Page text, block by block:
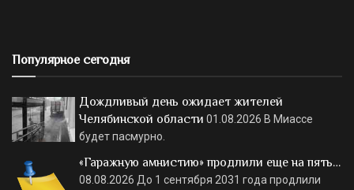
Популярное сегодня
Дождливый день ожидает жителей
Челябинской области 01.08.2026 В Миассе
будет пасмурно.
«Гаражную амнистию» продлили еще на пять…
08.08.2026 До 1 сентября 2031 года продлили